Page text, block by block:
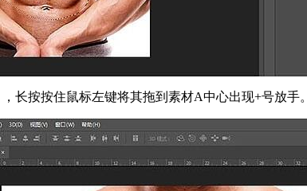
长按按住鼠标左键将其拖到素材A中心出现+号放手。